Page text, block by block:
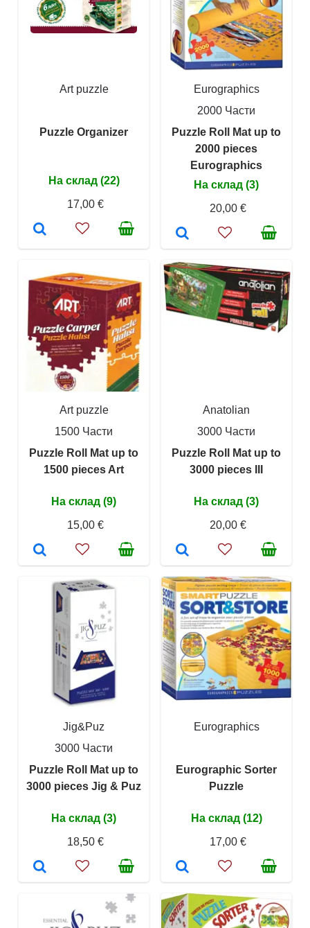
Art puzzle
Puzzle Organizer
На склад (22)
17,00 €
Eurographics
2000 Части
Puzzle Roll Mat up to
2000 pieces
Eurographics
На склад (3)
20,00 €
Art puzzle
1500 Части
Puzzle Roll Mat up to
1500 pieces Art
На склад (9)
15,00 €
Anatolian
3000 Части
Puzzle Roll Mat up to
3000 pieces III
На склад (3)
20,00 €
Jig&Puz
3000 Части
Puzzle Roll Mat up to
3000 pieces Jig & Puz
На склад (3)
18,50 €
Eurographics
Eurographic Sorter
Puzzle
На склад (12)
17,00 €